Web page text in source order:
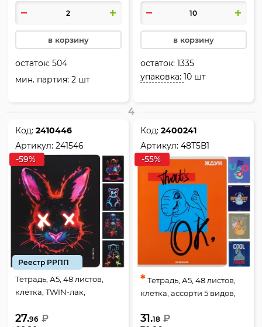
в корзину
остаток:504
мин. партия: 2 шт
в корзину
остаток:1335
упаковка:10 шт
4
Код:2410446
Артикул:241546
-59%
Реестр РРПП
Тетрадь, А5, 48 листов,
клетка, TWIN-лак,
фольгой, ассорти 5 видов,
27.96 ₽
Код:2400241
Артикул:48Т5В1
-55%
*Тетрадь, А5, 48 листов,
клетка, ассорти 5 видов,
31.18 ₽